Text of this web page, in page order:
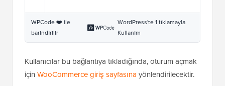
WPCode ❤️ ile
barındırılır
WordPress'te 1 tıklamayla
Kullanım
Kullanıcılar bu bağlantıya tıkladığında, oturum açmak
için WooCommerce giriş sayfasına yönlendirilecektir.